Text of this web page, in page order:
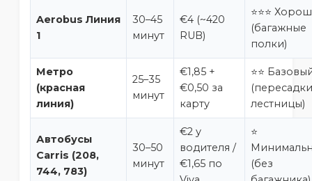
Aerobus Линия
1
30–45
минут
€4 (~420
RUB)
⭐⭐⭐
(багажные
полки)
Метро
(красная
линия)
25–35
минут
€1,85 +
€0,50 за
карту
⭐⭐
лестницы)
Автобусы
Carris (208,
744, 783)
30–50
минут
€2 у
водителя /
€1,65 по
⭐
(без